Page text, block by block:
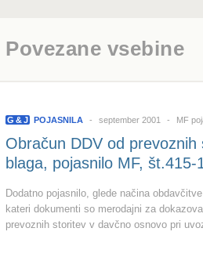
Povezane vsebine
G &J POJASNILA september 2001 MF
Obračun DDV od
blaga, pojasnilo MF,
Dodatno pojasnilo, glede načina
kateri dokumenti so merodajni za
prevoznih storitev v davčno osnovo pri